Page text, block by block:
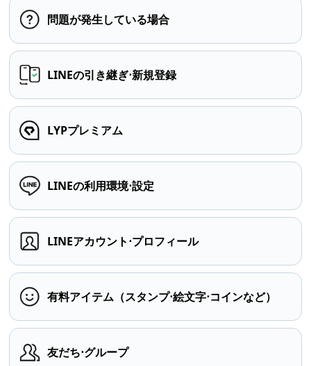
問題が発生している場合
LINEの引き継ぎ⋅新規登録
LYPプレミアム
LINEの利用環境⋅設定
LINEアカウント⋅プロフィール
有料アイテム（スタンプ⋅絵文字⋅コインなど）
友だち⋅グループ